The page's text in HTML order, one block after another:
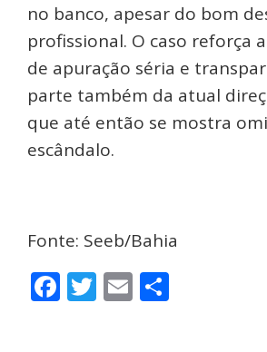
no banco, apesar do bom
profissional. O caso reforça
de apuração séria e
parte também da atual
que até então se mostra
escândalo.
Fonte: Seeb/Bahia
Facebook
Twitter
Email